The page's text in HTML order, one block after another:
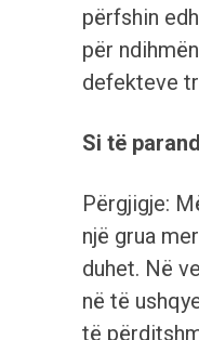
përfshin
për
defekteve
Si të
Përgjigje:
një grua
duhet. Në
në të
të